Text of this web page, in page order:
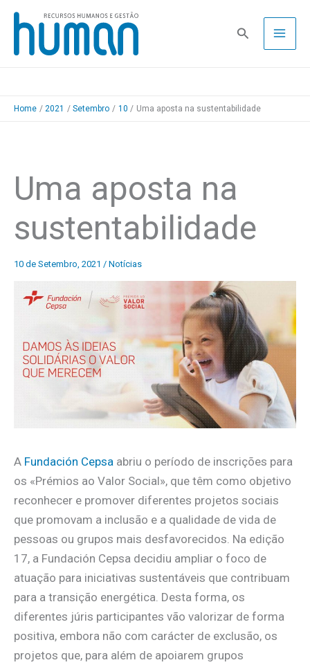
Skip
content
Pesquisa
Home 2021 Setembro 10 Uma aposta na sustentabilidade
Uma aposta na
sustentabilidade
10 de Setembro, 2021 / Notícias
A Fundación Cepsa abriu o período de inscrições para
os «Prémios ao Valor Social», que têm como objetivo
reconhecer e promover diferentes projetos sociais
que promovam a inclusão e a qualidade de vida de
pessoas ou grupos mais desfavorecidos. Na edição
17, a Fundación Cepsa decidiu ampliar o foco de
atuação para iniciativas sustentáveis ​​que contribuam
para a transição energética. Desta forma, os
diferentes júris participantes vão valorizar de forma
positiva, embora não com carácter de exclusão, os
projetos que, para além de apoiarem grupos